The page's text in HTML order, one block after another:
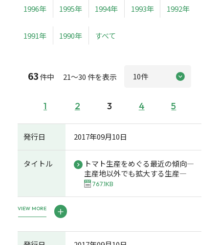
1996年 1995年 1994年 1993年 1992年
1991年 1990年 すべて
63件中 21～30 件を表示
1 2 3 4 5
発行日 2017年09月10日
タイトル
トマト生産をめぐる最近の傾向―
主産地以外でも拡大する生産―
767.1KB
VIEW MORE